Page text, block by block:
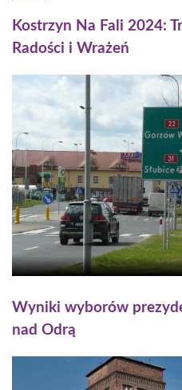
Kostrzyn Na Fali 2024:
Radości i Wrażeń
Wyniki wyborów
nad Odrą